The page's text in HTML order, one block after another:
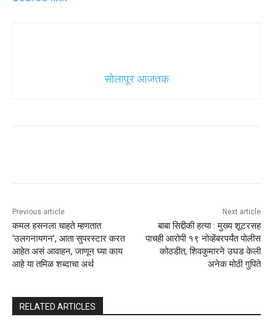
सोलापूर आजतक
Previous article
कमल हसनला चाहते म्हणतात
‘उलगनायगन’, आता सुपरस्टार करत
आहेत असं आवाहन, जाणून घ्या काय
आहे या तमिळ शब्दाचा अर्थ
Next article
बाबा सिद्दीकी हत्या : मुख्य शूटरसह
पाचही आरोपी १९ नोव्हेंबरपर्यंत पोलीस
कोठडीत, शिवकुमारने उघड केली
अनेक मोठी गुपिते
RELATED ARTICLES